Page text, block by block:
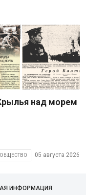
над морем
ОБЩЕСТВО 05 августа 2026
ИНФОРМАЦИЯ